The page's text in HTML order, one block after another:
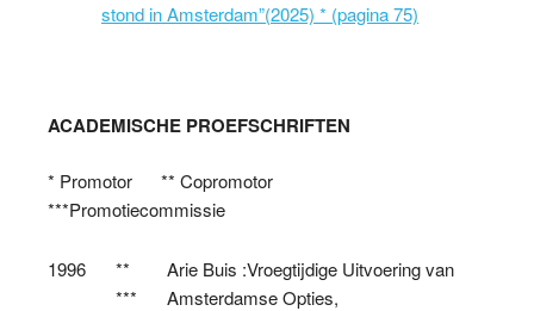
stond in Amsterdam”(2025) * (pagina 75)
ACADEMISCHE PROEFSCHRIFTEN
* Promotor ** Copromotor
***Promotiecommissie
1996
**
***
Arie Buis :Vroegtijdige Uitvoering van
Amsterdamse Opties,